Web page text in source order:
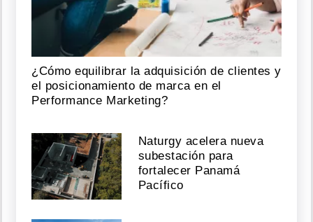
¿Cómo equilibrar la adquisición de clientes y
el posicionamiento de marca en el
Performance Marketing?
Naturgy acelera nueva
subestación para
fortalecer Panamá
Pacífico